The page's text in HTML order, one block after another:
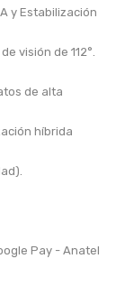
y Estabilización
visión de 112°.
de alta
híbrida
Pay - Anatel